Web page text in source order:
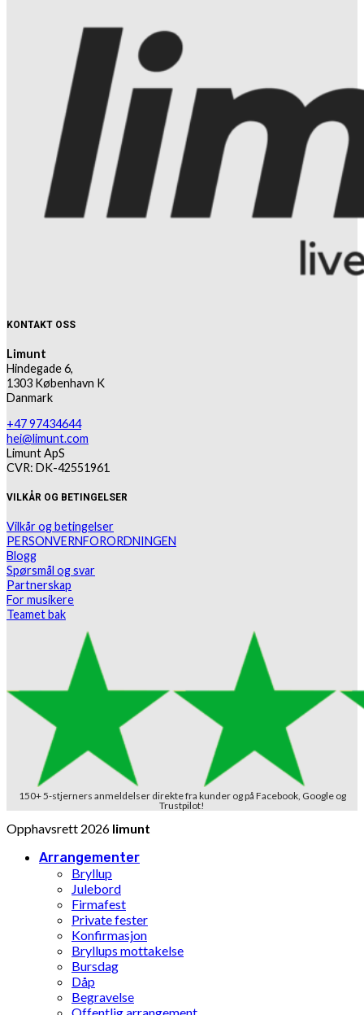
KONTAKT OSS
Limunt
Hindegade 6,
1303 København K
Danmark
+47 97434644
hei@limunt.com
Limunt ApS
CVR: DK-42551961
VILKÅR OG BETINGELSER
Vilkår og betingelser
PERSONVERNFORORDNINGEN
Blogg
Spørsmål og svar
Partnerskap
For musikere
Teamet bak
150+ 5-stjerners anmeldelser direkte fra kunder og på Facebook, Google og
Trustpilot!
Opphavsrett 2026 limunt
Arrangementer
Bryllup
Julebord
Firmafest
Private fester
Konfirmasjon
Bryllups mottakelse
Bursdag
Dåp
Begravelse
Offentlig arrangement